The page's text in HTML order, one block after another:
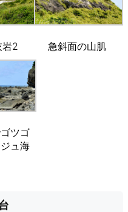
岩2 急斜面の山肌
ツゴ
ュ海